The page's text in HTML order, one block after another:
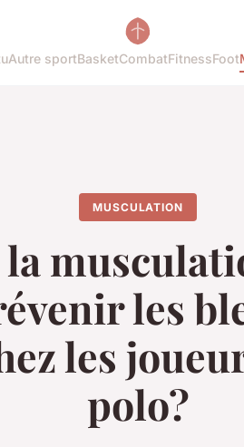
Autre sportBasketCombatFitnessFoot
MUSCULATION
les
les
polo?